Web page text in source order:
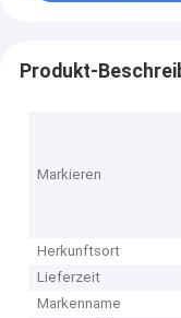
Produkt-
Markieren
Herkunftsort
Lieferzeit
Markenname